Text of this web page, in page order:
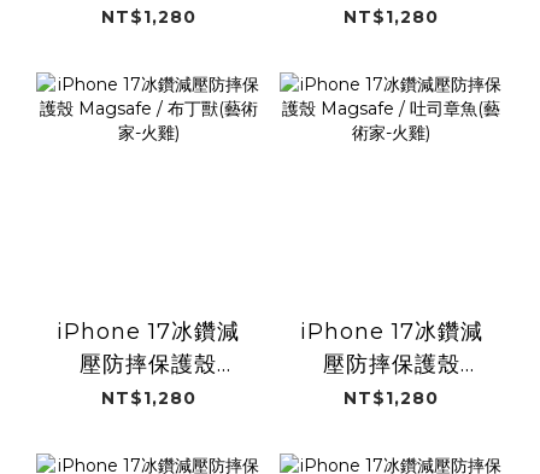
Magsafe / 爆食雞
NT$1,280
Magsafe / 塗鴉怪
NT$1,280
iPhone 17冰鑽減
壓防摔保護殼
Magsafe / 布丁獸
NT$1,280
iPhone 17冰鑽減
壓防摔保護殼
Magsafe / 吐司章
NT$1,280